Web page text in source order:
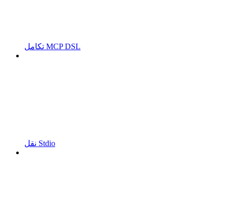
تكامل MCP DSL
نقل Stdio